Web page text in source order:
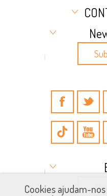
Cookies ajudam-